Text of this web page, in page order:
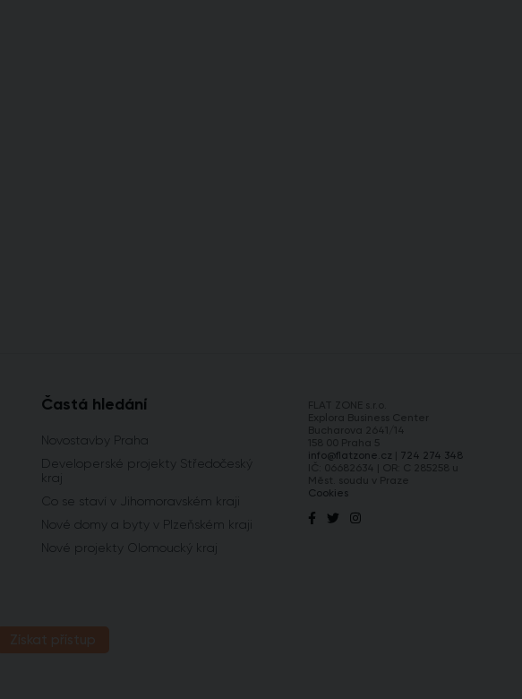
Častá hledání
Novostavby Praha
Developerské projekty Středočeský
kraj
Co se staví v Jihomoravském kraji
Nové domy a byty v Plzeňském kraji
Nové projekty Olomoucký kraj
info@flatzone.cz
724 274 348
Cookies
Získat přístup